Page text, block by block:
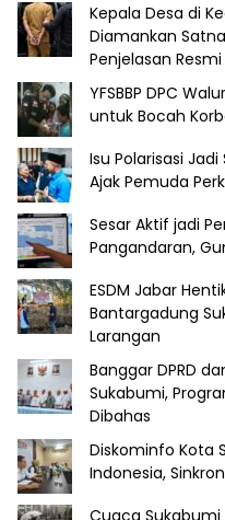
Kepala Desa di
Diamankan
Penjelasan Resmi
YFSBBP DPC
untuk Bocah
Isu Polarisasi
Ajak Pemuda
Sesar Aktif jadi
Pangandaran,
ESDM Jabar
Bantargadung
Larangan
Banggar DPRD
Sukabumi,
Dibahas
Diskominfo Kota
Indonesia,
Cuaca Sukabumi